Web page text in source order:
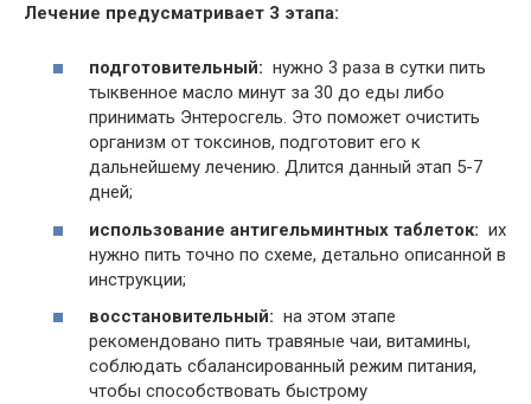
Лечение предусматривает 3 этапа:
подготовительный: нужно 3 раза в сутки пить
тыквенное масло минут за 30 до еды либо
принимать Энтеросгель. Это поможет очистить
организм от токсинов, подготовит его к
дальнейшему лечению. Длится данный этап 5-7
дней;
использование антигельминтных таблеток: их
нужно пить точно по схеме, детально описанной в
инструкции;
восстановительный: на этом этапе
рекомендовано пить травяные чаи, витамины,
соблюдать сбалансированный режим питания,
чтобы способствовать быстрому